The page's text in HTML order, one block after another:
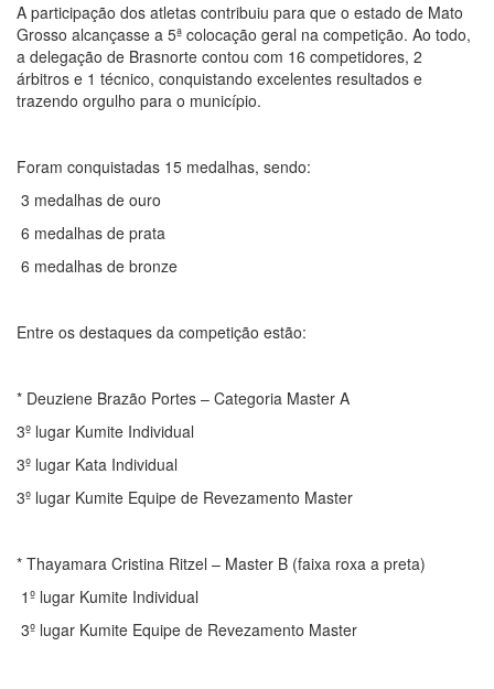
A participação dos atletas contribuiu para que o estado de Mato
Grosso alcançasse a 5ª colocação geral na competição. Ao todo,
a delegação de Brasnorte contou com 16 competidores, 2
árbitros e 1 técnico, conquistando excelentes resultados e
trazendo orgulho para o município.
Foram conquistadas 15 medalhas, sendo:
3 medalhas de ouro
6 medalhas de prata
6 medalhas de bronze
Entre os destaques da competição estão:
* Deuziene Brazão Portes – Categoria Master A
3º lugar Kumite Individual
3º lugar Kata Individual
3º lugar Kumite Equipe de Revezamento Master
* Thayamara Cristina Ritzel – Master B (faixa roxa a preta)
1º lugar Kumite Individual
3º lugar Kumite Equipe de Revezamento Master